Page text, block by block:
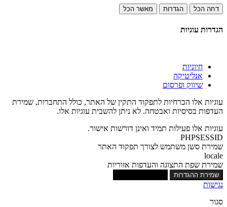
דחה הכל הגדרות מאשר הכל
הגדרות עוגיות
חיוניות
אנליטיקה
שיווק ופרסום
עוגיות אלו הכרחיות לתפקוד התקין של האתר, כולל התחברות, שמירת
העדפות בסיסיות ואבטחה. לא ניתן להשבית עוגיות אלו.
עוגיות אלו פעילות תמיד ואינן דורשות אישור.
PHPSESSID
שמירת סשן משתמש לצורך תפקוד האתר
locale
שמירת שפת התצוגה והעדפות אזוריות
שמירת ההגדרות
נגישות
סגור